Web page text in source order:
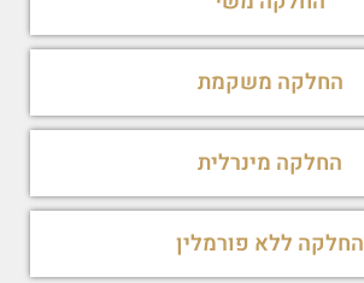
החלקה משקמת
החלקה מינרלית
החלקה ללא פורמלין